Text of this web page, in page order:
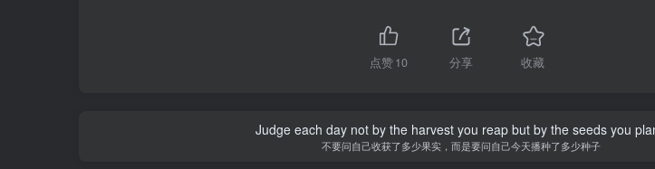
点赞10 分享 收藏
Judge each day not by the harvest you reap but by the seeds you
不要问自己收获了多少果实，而是要问自己今天播种了多少种子